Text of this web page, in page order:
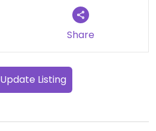
Share
Update Listing